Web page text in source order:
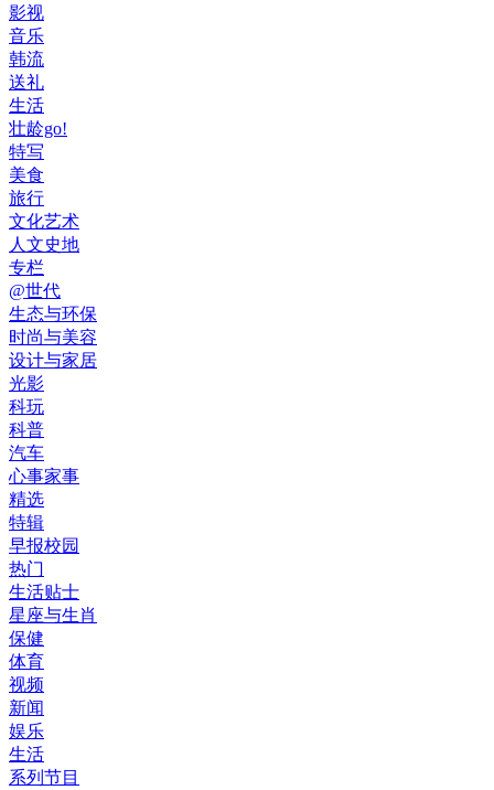
影视
音乐
韩流
送礼
生活
壮龄go!
特写
美食
旅行
文化艺术
人文史地
专栏
@世代
生态与环保
时尚与美容
设计与家居
光影
科玩
科普
汽车
心事家事
精选
特辑
早报校园
热门
生活贴士
星座与生肖
保健
体育
视频
新闻
娱乐
生活
系列节目